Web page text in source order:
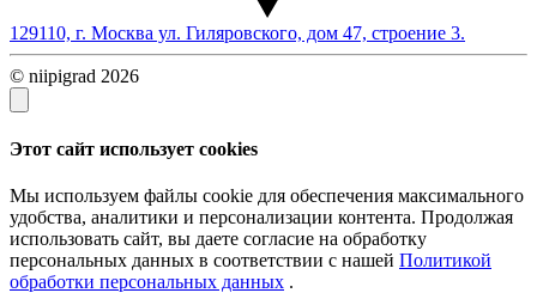
129110, г. Москва ул. Гиляровского, дом 47, строение 3.
© niipigrad 2026
Этот сайт использует cookies
Мы используем файлы cookie для обеспечения максимального
удобства, аналитики и персонализации контента. Продолжая
использовать сайт, вы даете согласие на обработку
персональных данных в соответствии с нашей Политикой
обработки персональных данных .